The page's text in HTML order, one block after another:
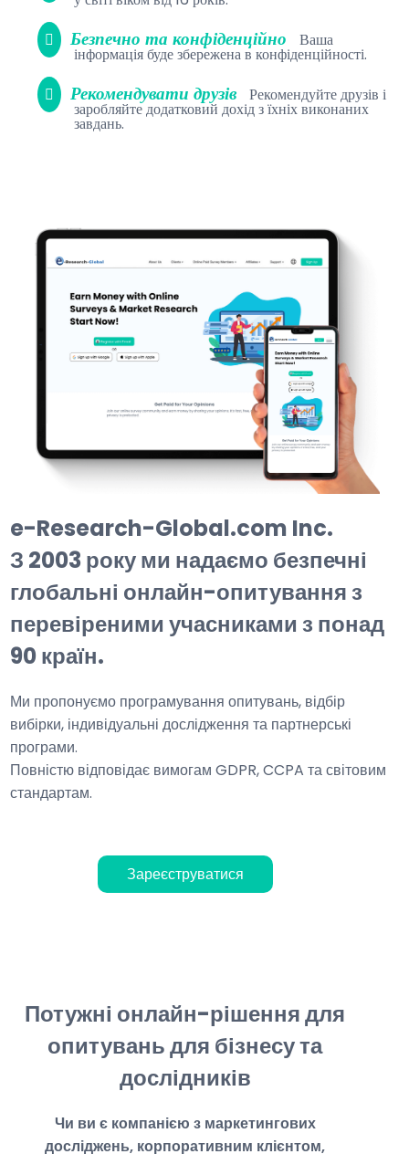
Безпечно та конфіденційно Ваша
інформація буде збережена в конфіденційності.
Рекомендувати друзів Рекомендуйте друзів і
заробляйте додатковий дохід з їхніх виконаних
завдань.
e-Research-Global.com Inc.
З 2003 року ми надаємо безпечні
глобальні онлайн-опитування з
перевіреними учасниками з понад
90 країн.
Ми пропонуємо програмування опитувань, відбір
вибірки, індивідуальні дослідження та партнерські
програми.
Повністю відповідає вимогам GDPR, CCPA та світовим
стандартам.
Зареєструватися
Потужні онлайн-рішення для
опитувань для бізнесу та
дослідників
Чи ви є компанією з маркетингових
досліджень, корпоративним клієнтом,